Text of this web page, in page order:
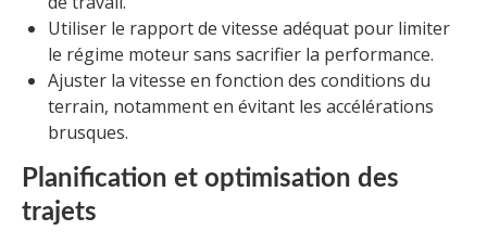
Utiliser le rapport de vitesse adéquat pour limiter
le régime moteur sans sacrifier la performance.
Ajuster la vitesse en fonction des conditions du
terrain, notamment en évitant les accélérations
brusques.
Planification et optimisation des
trajets